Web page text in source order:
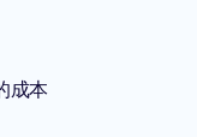
成本